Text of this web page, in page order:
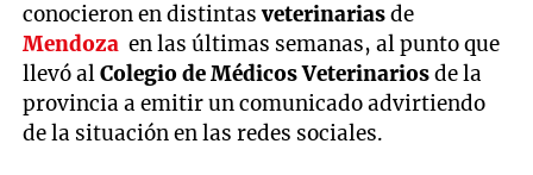
conocieron en distintasveterinariasde
Mendoza en las últimas semanas, al punto que
llevó alColegio de Médicos Veterinariosde la
provincia a emitir un comunicado advirtiendo
de la situación en las redes sociales.